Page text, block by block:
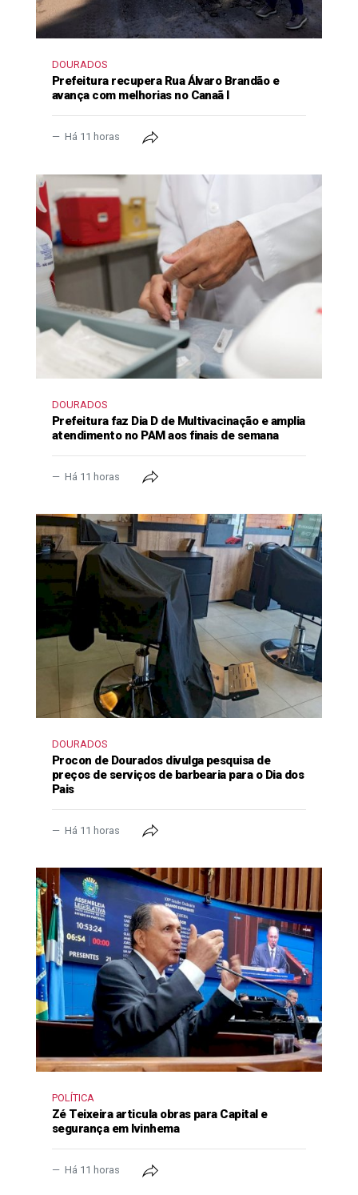
DOURADOS
Prefeitura recupera Rua Álvaro Brandão e
avança com melhorias no Canaã I
Há 11 horas
DOURADOS
Prefeitura faz Dia D de Multivacinação e amplia
atendimento no PAM aos finais de semana
Há 11 horas
DOURADOS
Procon de Dourados divulga pesquisa de
preços de serviços de barbearia para o Dia dos
Pais
Há 11 horas
POLÍTICA
Zé Teixeira articula obras para Capital e
segurança em Ivinhema
Há 11 horas